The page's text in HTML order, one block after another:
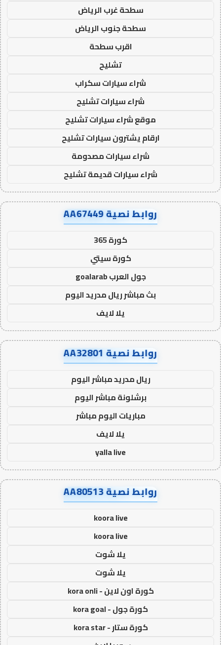
سطحة غرب الرياض
سطحة جنوب الرياض
اقرب سطحة
تشليح
شراء سيارات سكراب
شراء سيارات تشليح
موقع شراء سيارات تشليح
ارقام يشترون سيارات تشليح
شراء سيارات مصدومة
شراء سيارات قديمة تشليح
روابط نصية AA67449
كورة 365
كورة سيتي
جول العرب goalarab
بث مباشر ريال مدريد اليوم
يلا لايف
روابط نصية AA32801
ريال مدريد مباشر اليوم
برشلونة مباشر اليوم
مباريات اليوم مباشر
يلا لايف
yalla live
روابط نصية AA80513
koora live
koora live
يلا شوت
يلا شوت
كورة اون لاين - kora onli
كورة جول - kora goal
كورة ستار - kora star